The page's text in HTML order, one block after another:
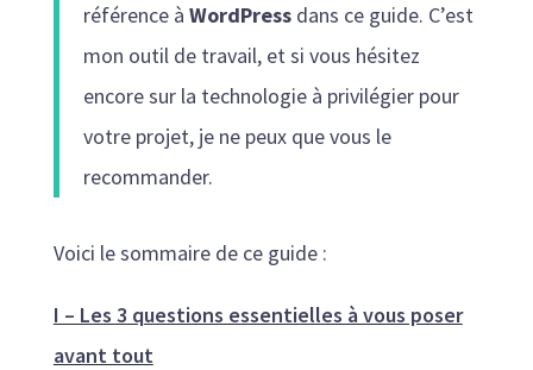
référence à WordPressdans ce guide. C’est
mon outil de travail, et si vous hésitez
encore sur la technologie à privilégier pour
votre projet, je ne peux que vous le
recommander.
Voici le sommaire de ce guide :
I – Les 3 questions essentielles à vous poser
avant tout